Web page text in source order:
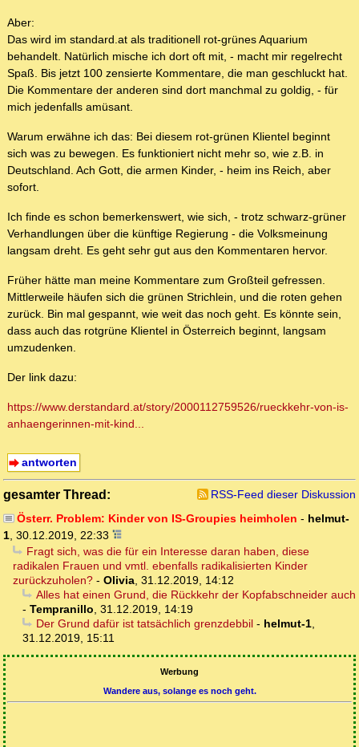
Aber:
Das wird im standard.at als traditionell rot-grünes Aquarium
behandelt. Natürlich mische ich dort oft mit, - macht mir regelrecht
Spaß. Bis jetzt 100 zensierte Kommentare, die man geschluckt hat.
Die Kommentare der anderen sind dort manchmal zu goldig, - für
mich jedenfalls amüsant.
Warum erwähne ich das: Bei diesem rot-grünen Klientel beginnt
sich was zu bewegen. Es funktioniert nicht mehr so, wie z.B. in
Deutschland. Ach Gott, die armen Kinder, - heim ins Reich, aber
sofort.
Ich finde es schon bemerkenswert, wie sich, - trotz schwarz-grüner
Verhandlungen über die künftige Regierung - die Volksmeinung
langsam dreht. Es geht sehr gut aus den Kommentaren hervor.
Früher hätte man meine Kommentare zum Großteil gefressen.
Mittlerweile häufen sich die grünen Strichlein, und die roten gehen
zurück. Bin mal gespannt, wie weit das noch geht. Es könnte sein,
dass auch das rotgrüne Klientel in Österreich beginnt, langsam
umzudenken.
Der link dazu:
https://www.derstandard.at/story/2000112759526/rueckkehr-von-is-
anhaengerinnen-mit-kind...
antworten
gesamter Thread:
RSS-Feed dieser Diskussion
Österr. Problem: Kinder von IS-Groupies heimholen - helmut-
1 30.12.2019, 22:33
Fragt sich, was die für ein Interesse daran haben, diese
radikalen Frauen und vmtl. ebenfalls radikalisierten Kinder
zurückzuholen? - Olivia 31.12.2019, 14:12
Alles hat einen Grund, die Rückkehr der Kopfabschneider auch
- Tempranillo 31.12.2019, 14:19
Der Grund dafür ist tatsächlich grenzdebbil- helmut-1,
31.12.2019, 15:11
Werbung
Wandere aus, solange es noch geht.